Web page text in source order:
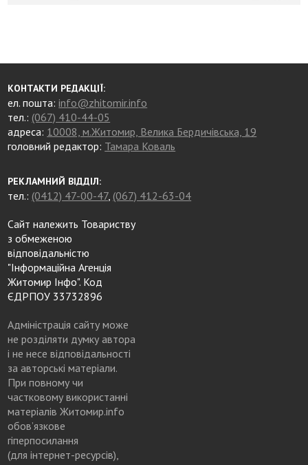
КОНТАКТИ РЕДАКЦІЇ:
ел. пошта:info@zhitomir.info
тел.: (067) 410-44-05
адреса: 10008, м.Житомир, Велика Бердичівська, 19
головний редактор: Тамара Коваль
РЕКЛАМНИЙ ВІДДІЛ:
тел.: (0412) 47-00-47, (067) 412-63-04
Сайт належить Товариству
з обмеженою
відповідальністю
"Інформаційна Агенція
Житомир Інфо". Код
ЄДРПОУ 33732896
Адміністрація сайту може
не розділяти думку автора
і не несе відповідальності
за авторські матеріали.
При повному чи
частковому використанні
матеріалів Житомир.info
обов’язкове
гіперпосилання
(для інтернет-ресурсів),